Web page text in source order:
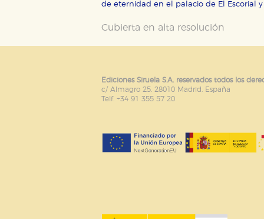
de eternidad en el palacio de El Escorial y
Cubierta en alta resolución
Ediciones Siruela S.A. reservados todos los
c/ Almagro 25. 28010 Madrid. España
Telf. +34 91 355 57 20